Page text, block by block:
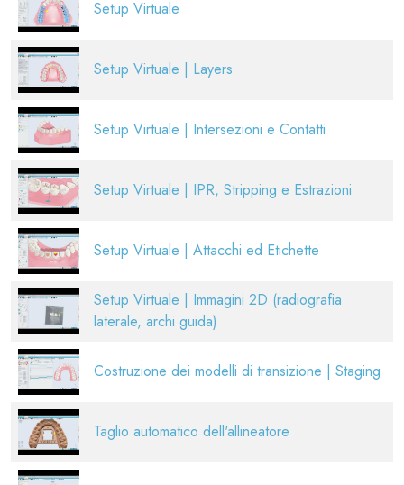
Setup Virtuale
Setup Virtuale | Layers
Setup Virtuale | Intersezioni e Contatti
Setup Virtuale | IPR, Stripping e Estrazioni
Setup Virtuale | Attacchi ed Etichette
Setup Virtuale | Immagini 2D (radiografia
laterale, archi guida)
Costruzione dei modelli di transizione | Staging
Taglio automatico dell'allineatore